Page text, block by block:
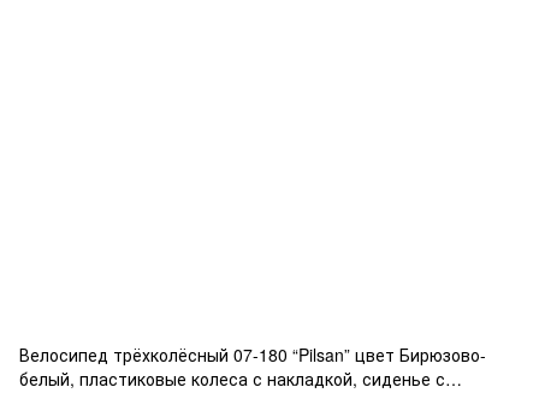
Велосипед трёхколёсный 07-180 “Pilsan” цвет Бирюзово-
белый, пластиковые колеса с накладкой, сиденье с